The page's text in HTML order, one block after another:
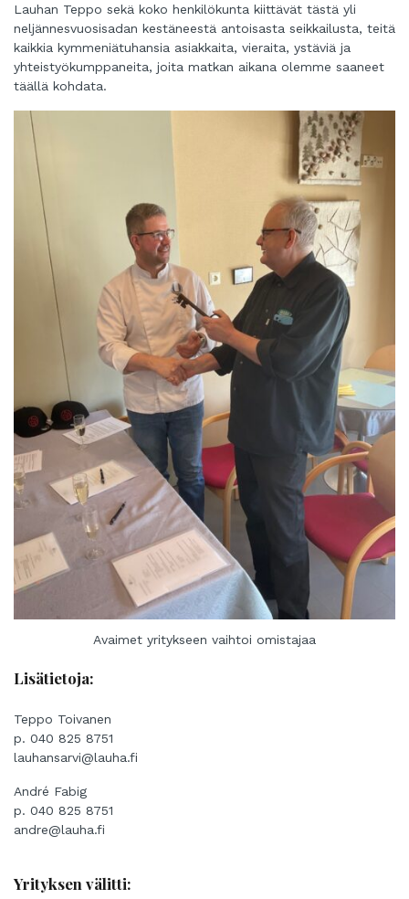
Lauhan Teppo sekä koko henkilökunta kiittävät tästä yli
neljännesvuosisadan kestäneestä antoisasta seikkailusta, teitä
kaikkia kymmeniätuhansia asiakkaita, vieraita, ystäviä ja
yhteistyökumppaneita, joita matkan aikana olemme saaneet
täällä kohdata.
Avaimet yritykseen vaihtoi omistajaa
Lisätietoja:
Teppo Toivanen
p. 040 825 8751
lauhansarvi@lauha.fi
André Fabig
p. 040 825 8751
andre@lauha.fi
Yrityksen välitti: